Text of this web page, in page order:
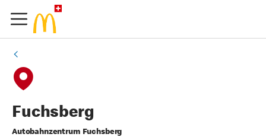
Fuchsberg
Autobahnzentrum Fuchsberg